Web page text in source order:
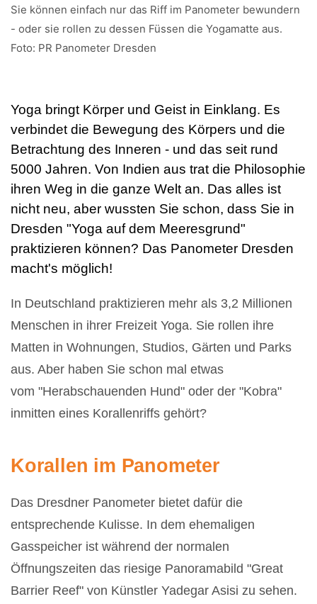
Sie können einfach nur das Riff im Panometer bewundern
- oder sie rollen zu dessen Füssen die Yogamatte aus.
Foto: PR Panometer Dresden
Yoga bringt Körper und Geist in Einklang. Es
verbindet die Bewegung des Körpers und die
Betrachtung des Inneren - und das seit rund
5000 Jahren. Von Indien aus trat die Philosophie
ihren Weg in die ganze Welt an. Das alles ist
nicht neu, aber wussten Sie schon, dass Sie in
Dresden "Yoga auf dem Meeresgrund"
praktizieren können? Das Panometer Dresden
macht's möglich!
In Deutschland praktizieren mehr als 3,2 Millionen
Menschen in ihrer Freizeit Yoga. Sie rollen ihre
Matten in Wohnungen, Studios, Gärten und Parks
aus. Aber haben Sie schon mal etwas
vom "Herabschauenden Hund" oder der "Kobra"
inmitten eines Korallenriffs gehört?
Korallen im Panometer
Das Dresdner Panometer bietet dafür die
entsprechende Kulisse. In dem ehemaligen
Gasspeicher ist während der normalen
Öffnungszeiten das riesige Panoramabild "Great
Barrier Reef" von Künstler Yadegar Asisi zu sehen.